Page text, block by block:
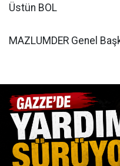
Üstün BOL
MAZLUMDER Genel